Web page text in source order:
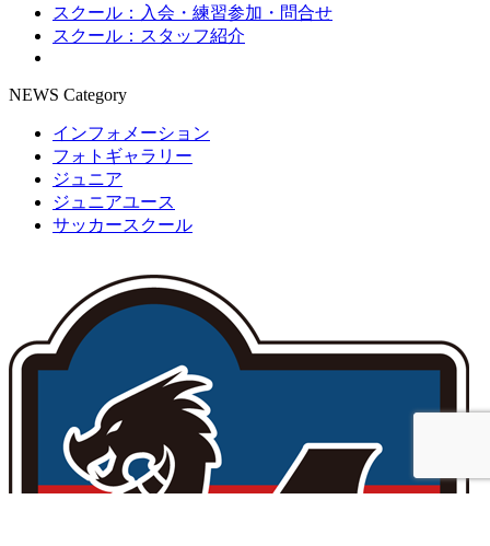
スクール：入会・練習参加・問合せ
スクール：スタッフ紹介
NEWS Category
インフォメーション
フォトギャラリー
ジュニア
ジュニアユース
サッカースクール